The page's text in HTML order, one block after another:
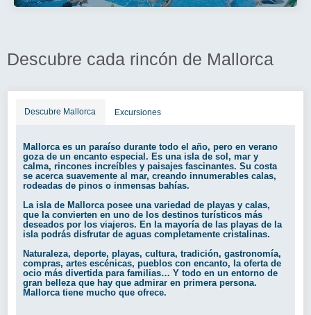
Descubre cada rincón de Mallorca
Descubre Mallorca Excursiones
Mallorca es un paraíso durante todo el año, pero en verano
goza de un encanto especial. Es una isla de sol, mar y
calma, rincones increíbles y paisajes fascinantes. Su costa
se acerca suavemente al mar, creando innumerables calas,
rodeadas de pinos o inmensas bahías.
La isla de Mallorca posee una variedad de playas y calas,
que la convierten en uno de los destinos turísticos más
deseados por los viajeros. En la mayoría de las playas de la
isla podrás disfrutar de aguas completamente cristalinas.
Naturaleza, deporte, playas, cultura, tradición, gastronomía,
compras, artes escénicas, pueblos con encanto, la oferta de
ocio más divertida para familias… Y todo en un entorno de
gran belleza que hay que admirar en primera persona.
Mallorca tiene mucho que ofrece.